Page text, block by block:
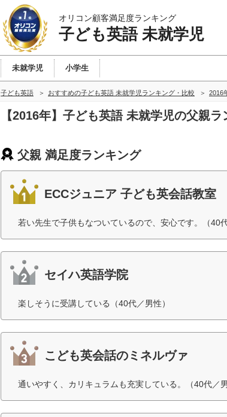
オリコン顧客満足度ランキング
子ども英語 未就学児
未就学児 小学生
子ども英語 おすすめの子ども英語 未就学児ランキング・比較 2016
【2016年】子ども英語 未就学児の父親
父親 満足度ランキング
ECCジュニア 子ども英会話教室
若い先生で子供もなついているので、安心です。（40代
セイハ英語学院
楽しそうに受講している（40代／男性）
こども英会話のミネルヴァ
通いやすく、カリキュラムも充実している。（40代／男